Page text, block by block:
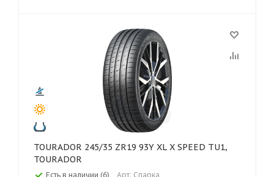
TOURADOR 245/35 ZR19 93Y XL X SPEED TU1,
TOURADOR
Есть в наличии (6) Арт: Спарка